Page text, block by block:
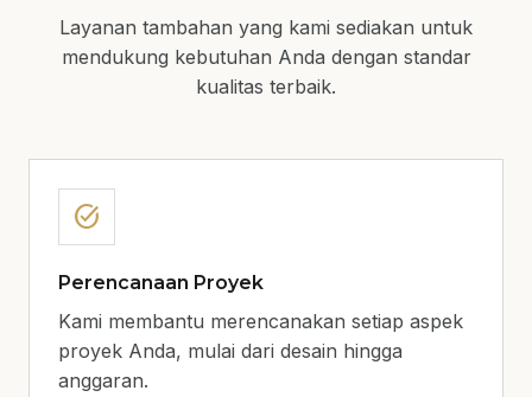
Layanan tambahan yang kami sediakan untuk
mendukung kebutuhan Anda dengan standar
kualitas terbaik.
task_alt
Perencanaan Proyek
Kami membantu merencanakan setiap aspek
proyek Anda, mulai dari desain hingga
anggaran.